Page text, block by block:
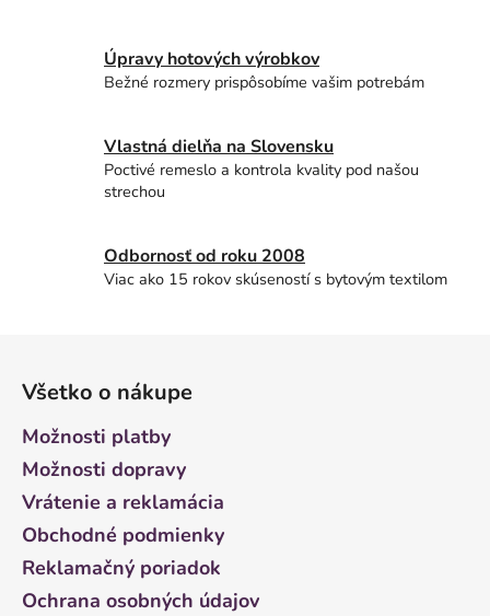
Úpravy hotových výrobkov
Bežné rozmery prispôsobíme vašim potrebám
Vlastná dielňa na Slovensku
Poctivé remeslo a kontrola kvality pod našou
strechou
Odbornosť od roku 2008
Viac ako 15 rokov skúseností s bytovým textilom
Všetko o nákupe
Možnosti platby
Možnosti dopravy
Vrátenie a reklamácia
Obchodné podmienky
Reklamačný poriadok
Ochrana osobných údajov